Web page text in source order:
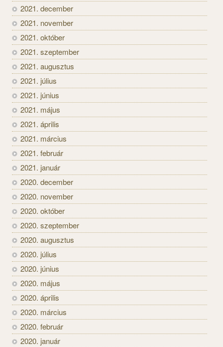
2021. december
2021. november
2021. október
2021. szeptember
2021. augusztus
2021. július
2021. június
2021. május
2021. április
2021. március
2021. február
2021. január
2020. december
2020. november
2020. október
2020. szeptember
2020. augusztus
2020. július
2020. június
2020. május
2020. április
2020. március
2020. február
2020. január